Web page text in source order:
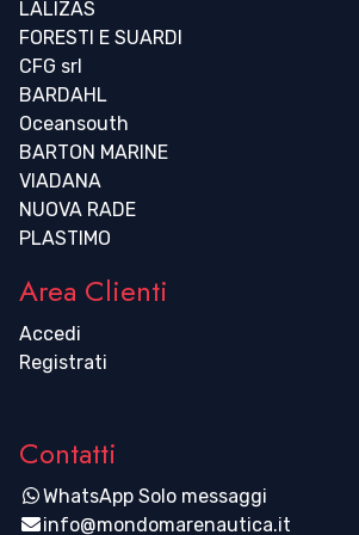
LALIZAS
FORESTI E SUARDI
CFG srl
BARDAHL
Oceansouth
BARTON MARINE
VIADANA
NUOVA RADE
PLASTIMO
Area Clienti
Accedi
Registrati
Contatti
WhatsApp Solo messaggi
info@mondomarenautica.it